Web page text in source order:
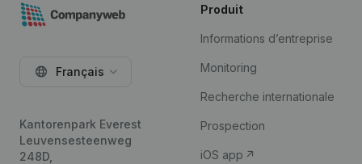
Français
Kantorenpark Everest
Leuvensesteenweg
248D,
Produit
Informations d’entreprise
Monitoring
Recherche internationale
Prospection
iOS app